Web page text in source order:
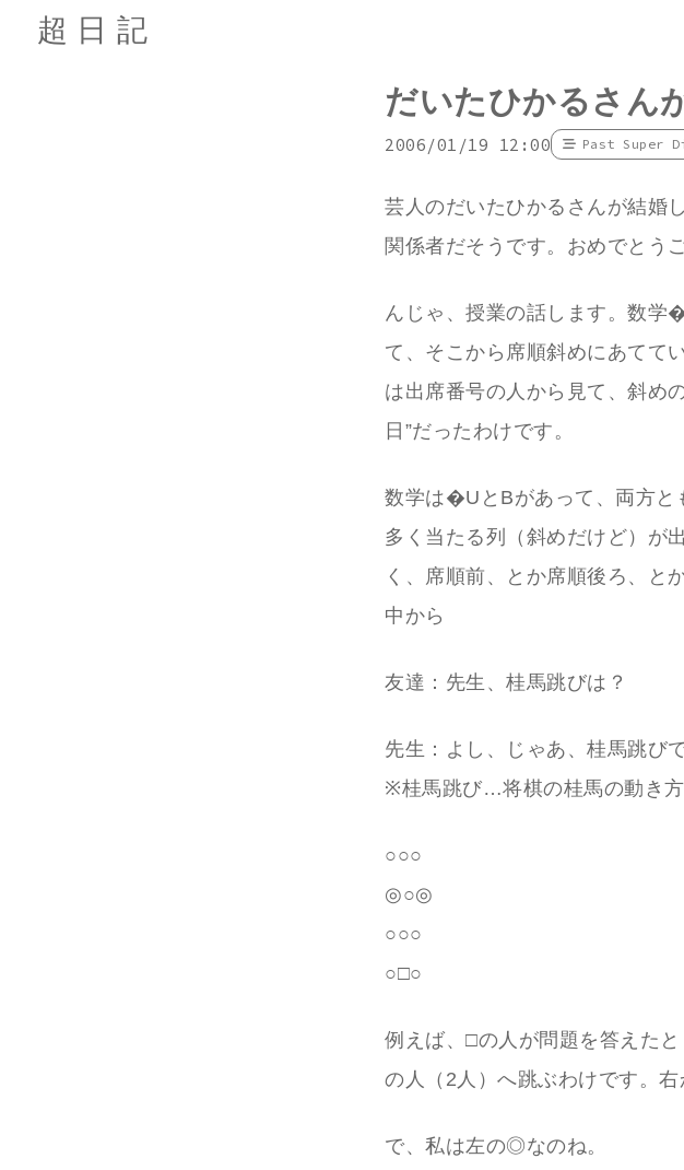
超日記
だいたひかるさん
2006/01/19 12:00 Past Super
芸人のだいたひかるさんが結婚
関係者だそうです。おめでとう
んじゃ、授業の話します。数学
て、そこから席順斜めにあてて
は出席番号の人から見て、斜め
日”だったわけです。
数学は�UとBがあって、両方と
多く当たる列（斜めだけど）が
く、席順前、とか席順後ろ、と
中から
友達：先生、桂馬跳びは？
先生：よし、じゃあ、桂馬跳び
※桂馬跳び…将棋の桂馬の動き方
○○○
◎○◎
○○○
○□○
例えば、□の人が問題を答えた
の人（2人）へ跳ぶわけです。右
で、私は左の◎なのね。